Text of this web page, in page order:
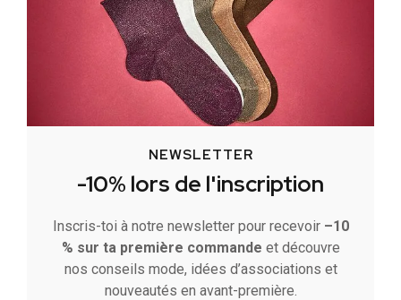
NEWSLETTER
-10% lors de l'inscription
Inscris-toi à notre newsletter pour recevoir –10
% sur ta première commande et découvre
nos conseils mode, idées d’associations et
nouveautés en avant-première.